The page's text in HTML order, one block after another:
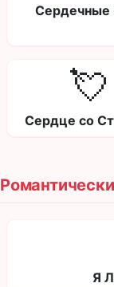
Сердечные
💘
Сердце со
Я